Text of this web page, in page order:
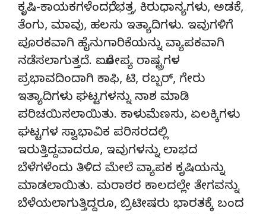
ಕೃಷಿ-ಕಾಯಕಗಳೆಂದರೆ, ಭತ್ತ, ಕಿರುಧಾನ್ಯಗಳು, ಅಡಕೆ,
ತೆಂಗು, ಮಾವು, ಹಲಸು ಇತ್ಯಾದಿಗಳು. ಇವುಗಳಿಗೆ
ಪೂರಕವಾಗಿ ಹೈನುಗಾರಿಕೆಯನ್ನು ವ್ಯಾಪಕವಾಗಿ
ನಡೆಸಲಾಗುತ್ತದೆ. ಐರೋಪ್ಯ ರಾಷ್ಟ್ರಗಳ
ಪ್ರಭಾವದಿಂದಾಗಿ ಕಾಫಿ, ಟಿ, ರಬ್ಬರ್, ಗೇರು
ಇತ್ಯಾದಿಗಳು ಘಟ್ಟಗಳನ್ನು ನಾಶ ಮಾಡಿ
ಪರಿಚಯಿಸಲಾಯಿತು. ಕಾಳುಮೆಣಸು, ಏಲಕ್ಕಿಗಳು
ಘಟ್ಟಗಳ ಸ್ವಾಭಾವಿಕ ಪರಿಸರದಲ್ಲಿ
ಇರುತ್ತಿದ್ದವಾದರೂ, ಇವುಗಳನ್ನು ಲಾಭದ
ಬೆಳೆಗಳೆಂದು ತಿಳಿದ ಮೇಲೆ ವ್ಯಾಪಕ ಕೃಷಿಯನ್ನು
ಮಾಡಲಾಯಿತು. ಮರಾಠರ ಕಾಲದಲ್ಲೇ ತೇಗವನ್ನು
ಬೆಳೆಯಲಾಗುತ್ತಿದ್ದರೂ, ಬ್ರಿಟೀಷರು ಭಾರತಕ್ಕೆ ಬಂದ